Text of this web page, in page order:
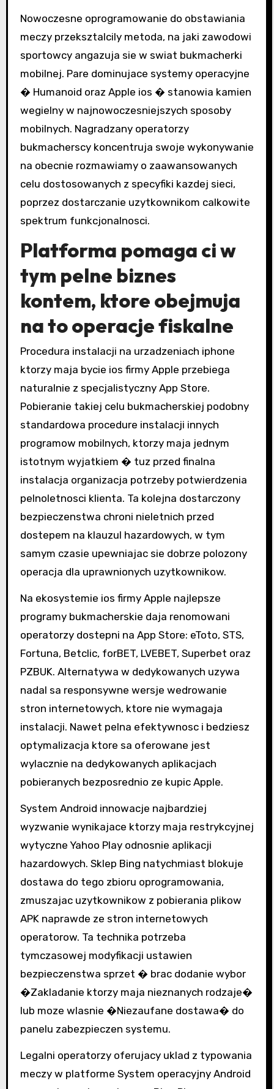
Nowoczesne oprogramowanie do obstawiania
meczy przeksztalcily metoda, na jaki zawodowi
sportowcy angazuja sie w swiat bukmacherki
mobilnej. Pare dominujace systemy operacyjne
� Humanoid oraz Apple ios � stanowia kamien
wegielny w najnowoczesniejszych sposoby
mobilnych. Nagradzany operatorzy
bukmacherscy koncentruja swoje wykonywanie
na obecnie rozmawiamy o zaawansowanych
celu dostosowanych z specyfiki kazdej sieci,
poprzez dostarczanie uzytkownikom calkowite
spektrum funkcjonalnosci.
Platforma pomaga ci w
tym pelne biznes
kontem, ktore obejmuja
na to operacje fiskalne
Procedura instalacji na urzadzeniach iphone
ktorzy maja bycie ios firmy Apple przebiega
naturalnie z specjalistyczny App Store.
Pobieranie takiej celu bukmacherskiej podobny
standardowa procedure instalacji innych
programow mobilnych, ktorzy maja jednym
istotnym wyjatkiem � tuz przed finalna
instalacja organizacja potrzeby potwierdzenia
pelnoletnosci klienta. Ta kolejna dostarczony
bezpieczenstwa chroni nieletnich przed
dostepem na klauzul hazardowych, w tym
samym czasie upewniajac sie dobrze polozony
operacja dla uprawnionych uzytkownikow.
Na ekosystemie ios firmy Apple najlepsze
programy bukmacherskie daja renomowani
operatorzy dostepni na App Store: eToto, STS,
Fortuna, Betclic, forBET, LVEBET, Superbet oraz
PZBUK. Alternatywa w dedykowanych uzywa
nadal sa responsywne wersje wedrowanie
stron internetowych, ktore nie wymagaja
instalacji. Nawet pelna efektywnosc i bedziesz
optymalizacja ktore sa oferowane jest
wylacznie na dedykowanych aplikacjach
pobieranych bezposrednio ze kupic Apple.
System Android innowacje najbardziej
wyzwanie wynikajace ktorzy maja restrykcyjnej
wytyczne Yahoo Play odnosnie aplikacji
hazardowych. Sklep Bing natychmiast blokuje
dostawa do tego zbioru oprogramowania,
zmuszajac uzytkownikow z pobierania plikow
APK naprawde ze stron internetowych
operatorow. Ta technika potrzeba
tymczasowej modyfikacji ustawien
bezpieczenstwa sprzet � brac dodanie wybor
�Zakladanie ktorzy maja nieznanych rodzaje�
lub moze wlasnie �Niezaufane dostawa� do
panelu zabezpieczen systemu.
Legalni operatorzy oferujacy uklad z typowania
meczy w platforme System operacyjny Android